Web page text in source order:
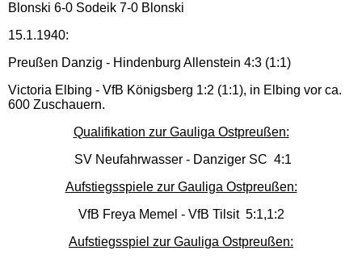
Blonski 6-0 Sodeik 7-0 Blonski
15.1.1940:
Preußen Danzig - Hindenburg Allenstein 4:3 (1:1)
Victoria Elbing - VfB Königsberg 1:2 (1:1), in Elbing vor ca.
600 Zuschauern.
Qualifikation zur Gauliga Ostpreußen:
SV Neufahrwasser - Danziger SC 4:1
Aufstiegsspiele zur Gauliga Ostpreußen:
VfB Freya Memel - VfB Tilsit 5:1,1:2
Aufstiegsspiel zur Gauliga Ostpreußen: